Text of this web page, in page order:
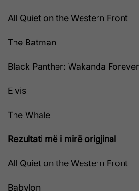
All Quiet on the Western Front
The Batman
Black Panther: Wakanda Forever
Elvis
The Whale
Rezultati më i mirë origjinal
All Quiet on the Western Front
Babylon